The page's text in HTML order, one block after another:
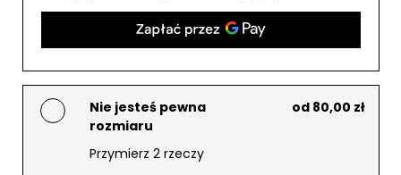
Nie jesteś pewna
rozmiaru
od 80,00 zł
Przymierz 2 rzeczy